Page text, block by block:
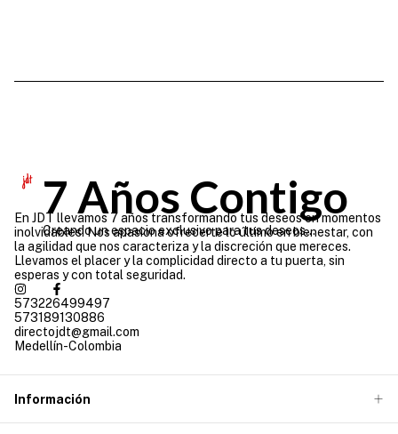
7 Años Contigo
Creando un espacio exclusivo para tus deseos...
En JDT llevamos 7 años transformando tus deseos en momentos
inolvidables. Nos apasiona ofrecerte lo último en bienestar, con
la agilidad que nos caracteriza y la discreción que mereces.
Llevamos el placer y la complicidad directo a tu puerta, sin
esperas y con total seguridad.
573226499497
573189130886
directojdt@gmail.com
Medellín-Colombia
Información